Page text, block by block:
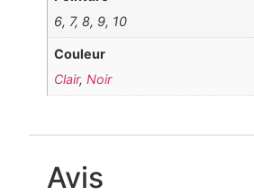
6, 7, 8, 9, 10
Couleur
Clair,Noir
Avis